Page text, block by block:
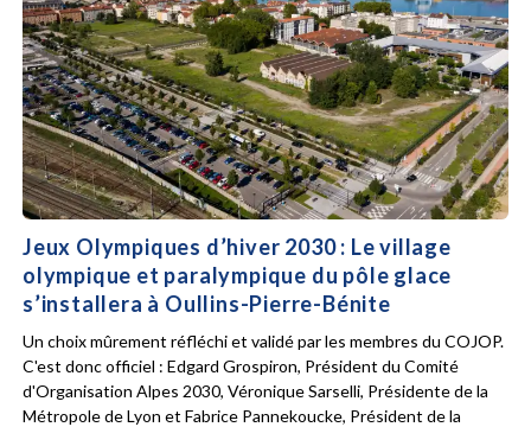
Jeux Olympiques d’hiver 2030 : Le village
olympique et paralympique du pôle glace
s’installera à Oullins-Pierre-Bénite
Un choix mûrement réfléchi et validé par les membres du COJOP.
C'est donc officiel : Edgard Grospiron, Président du Comité
d'Organisation Alpes 2030, Véronique Sarselli, Présidente de la
Métropole de Lyon et Fabrice Pannekoucke, Président de la